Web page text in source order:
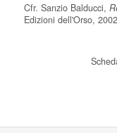
Cfr. Sanzio Balducci,
Edizioni dell'Orso,